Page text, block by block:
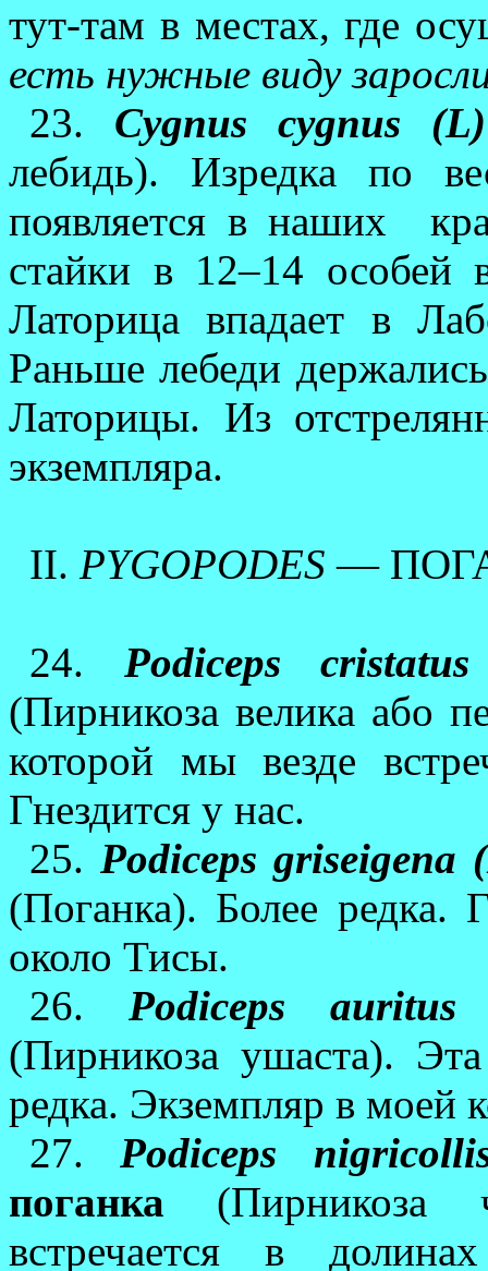
тут-там в местах, где
есть нужные виду
23. Cygnus cygnus (L)
лебидь). Изредка по
появляется в наших
стайки в 12–14
Латорица впадает в
Раньше лебеди
Латорицы. Из
экземпляра.
ІІ. PYGOPODES —
24. Podiceps
(Пирникоза велика або
которой мы везде
Гнездится у нас.
25. Podiceps griseigena
(Поганка). Более редка.
около Тисы.
26.Podiceps
(Пирникоза ушаста).
редка. Экземпляр в моей
27.Podiceps
поганка (Пирникоза
встречается в